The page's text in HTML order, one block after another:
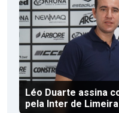
Léo Duarte assina
pela Inter de Limeira